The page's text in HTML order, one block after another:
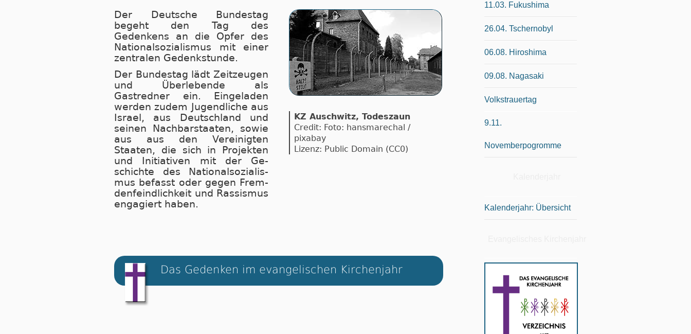
Der Deutsche Bundestag
begeht den Tag des
Gedenkens an die Opfer des
Na­tio­nal­so­zia­lis­mus mit einer
zen­tra­len Ge­denk­stun­de.
Der Bundestag lädt Zeitzeugen
und Über­le­ben­de als
Gastredner ein. Ein­ge­la­den
wer­den zu­dem Ju­gend­li­che aus
Is­ra­el, aus Deutsch­land und
sei­nen Nach­bar­staaten, sowie
aus aus den Ver­ei­nig­ten
Staaten, die sich in Pro­jek­ten
und Ini­tia­ti­ven mit der Ge­
schich­te des Na­tio­nal­so­zia­lis­
mus befasst oder ge­gen Frem­
den­feind­lich­keit und Ras­sis­mus
en­ga­giert haben.
KZ Auschwitz, Todeszaun
Credit: Foto: hansmarechal /
pixabay
Lizenz: Public Domain (CC0)
Das Gedenken im evangelischen Kirchenjahr
11.03. Fukushima
26.04. Tschernobyl
06.08. Hiroshima
09.08. Nagasaki
Volkstrauertag
9.11.
Novemberpogromme
Kalenderjahr: Übersicht